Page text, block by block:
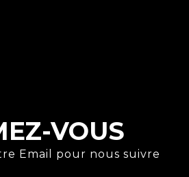
VOUS
Email pour nous suivre